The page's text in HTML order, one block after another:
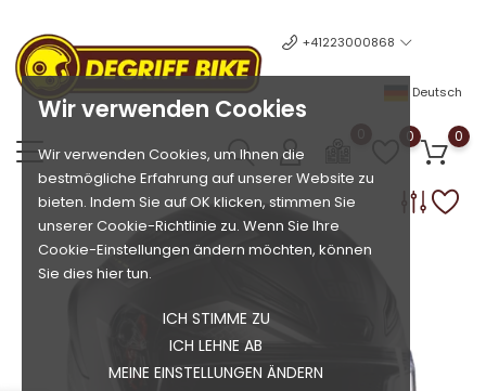
Wir verwenden Cookies
Wir verwenden Cookies, um Ihnen die
bestmögliche Erfahrung auf unserer Website zu
bieten. Indem Sie auf OK klicken, stimmen Sie
unserer Cookie-Richtlinie zu. Wenn Sie Ihre
Cookie-Einstellungen ändern möchten, können
Sie dies hier tun.
ICH STIMME ZU
ICH LEHNE AB
MEINE EINSTELLUNGEN ÄNDERN
+41223000868
Deutsch
0 0